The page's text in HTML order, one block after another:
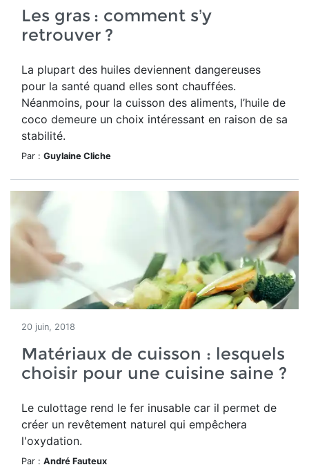
Les gras : comment s’y
retrouver ?
La plupart des huiles deviennent dangereuses
pour la santé quand elles sont chauffées.
Néanmoins, pour la cuisson des aliments, l’huile de
coco demeure un choix intéressant en raison de sa
stabilité.
Par : Guylaine Cliche
20 juin, 2018
Matériaux de cuisson : lesquels
choisir pour une cuisine saine ?
Le culottage rend le fer inusable car il permet de
créer un revêtement naturel qui empêchera
l'oxydation.
Par : André Fauteux